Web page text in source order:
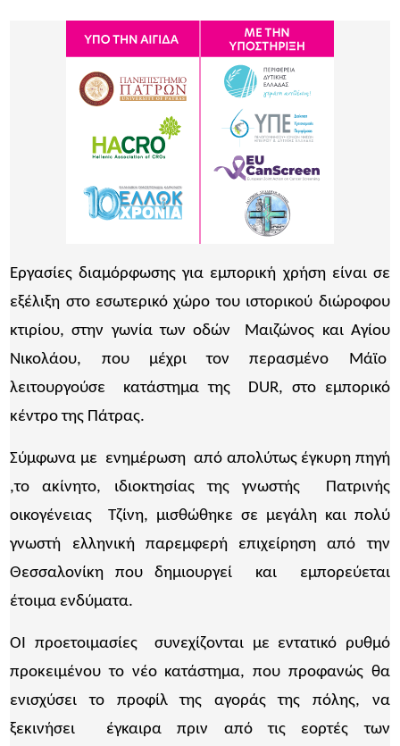
Εργασίες διαμόρφωσης για εμπορική χρήση είναι σε
εξέλιξη στο εσωτερικό χώρο του ιστορικού διώροφου
κτιρίου, στην γωνία των οδών Μαιζώνος και Αγίου
Νικολάου, που μέχρι τον περασμένο Μάϊο
λειτουργούσε κατάστημα της DUR, στο εμπορικό
κέντρο της Πάτρας.
Σύμφωνα με ενημέρωση από απολύτως έγκυρη πηγή
,το ακίνητο, ιδιοκτησίας της γνωστής Πατρινής
οικογένειας Τζίνη, μισθώθηκε σε μεγάλη και πολύ
γνωστή ελληνική παρεμφερή επιχείρηση από την
Θεσσαλονίκη που δημιουργεί και εμπορεύεται
έτοιμα ενδύματα.
ΟΙ προετοιμασίες συνεχίζονται με εντατικό ρυθμό
προκειμένου το νέο κατάστημα, που προφανώς θα
ενισχύσει το προφίλ της αγοράς της πόλης, να
ξεκινήσει έγκαιρα πριν από τις εορτές των